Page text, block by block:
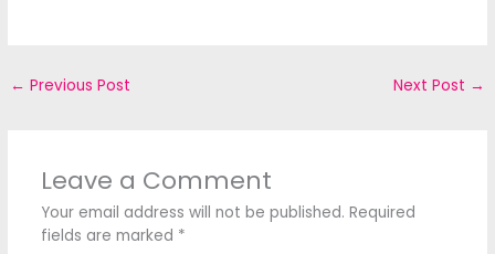
← Previous Post Next Post →
Leave a Comment
Your email address will not be published. Required
fields are marked *